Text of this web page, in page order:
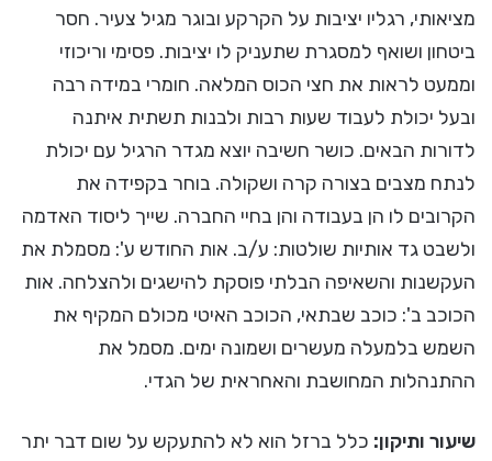
מציאותי, רגליו יציבות על הקרקע ובוגר מגיל צעיר. חסר
ביטחון ושואף למסגרת שתעניק לו יציבות. פסימי וריכוזי
וממעט לראות את חצי הכוס המלאה. חומרי במידה רבה
ובעל יכולת לעבוד שעות רבות ולבנות תשתית איתנה
לדורות הבאים. כושר חשיבה יוצא מגדר הרגיל עם יכולת
לנתח מצבים בצורה קרה ושקולה. בוחר בקפידה את
הקרובים לו הן בעבודה והן בחיי החברה. שייך ליסוד האדמה
ולשבט גד אותיות שולטות: ע/ב. אות החודש ע': מסמלת את
העקשנות והשאיפה הבלתי פוסקת להישגים ולהצלחה. אות
הכוכב ב': כוכב שבתאי, הכוכב האיטי מכולם המקיף את
השמש בלמעלה מעשרים ושמונה ימים. מסמל את
ההתנהלות המחושבת והאחראית של הגדי.
שיעור ותיקון: כלל ברזל הוא לא להתעקש על שום דבר יתר